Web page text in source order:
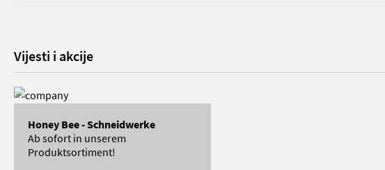
Vijesti i akcije
Honey Bee - Schneidwerke
Ab sofort in unserem
Produktsortiment!